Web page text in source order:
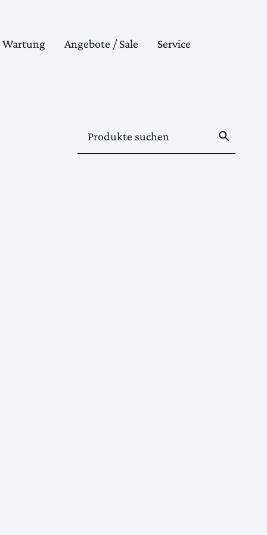
Wartung Angebote / Sale Service